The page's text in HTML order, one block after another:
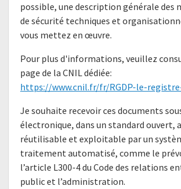
possible, une description générale des
de sécurité techniques et
vous mettez en œuvre.
Pour plus d'informations, veuillez
page de la CNIL dédiée:
https://www.cnil.fr/fr/RGDP-le-
Je souhaite recevoir ces documents
électronique, dans un standard ouvert,
réutilisable et exploitable par un
traitement automatisé, comme le
l’article L300-4 du Code des relations
public et l’administration.